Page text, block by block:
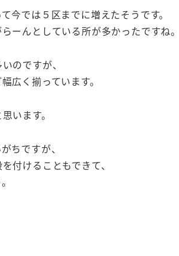
今では５区までに増えたそうです。
ーんとしている所が多かったですね。
のですが、
広く揃っています。
います。
ちですが、
付けることもできて、